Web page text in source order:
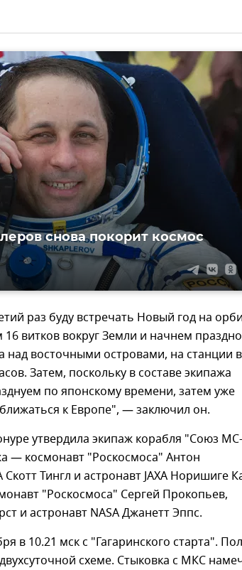
снова покорит космос
раз буду встречать Новый год на
витков вокруг Земли и начнем
над восточными островами, на станции
Затем, поскольку в составе экипажа
по японскому времени, затем уже
к Европе", — заключил он.
утвердила экипаж корабля "Союз
— космонавт "Роскосмоса" Антон
Тингл и астронавт JAXA Норишиге
"Роскосмоса" Сергей Прокопьев,
и астронавт NASA Джанетт Эппс.
в 10.21 мск с "Гагаринского старта".
схеме. Стыковка с МКС